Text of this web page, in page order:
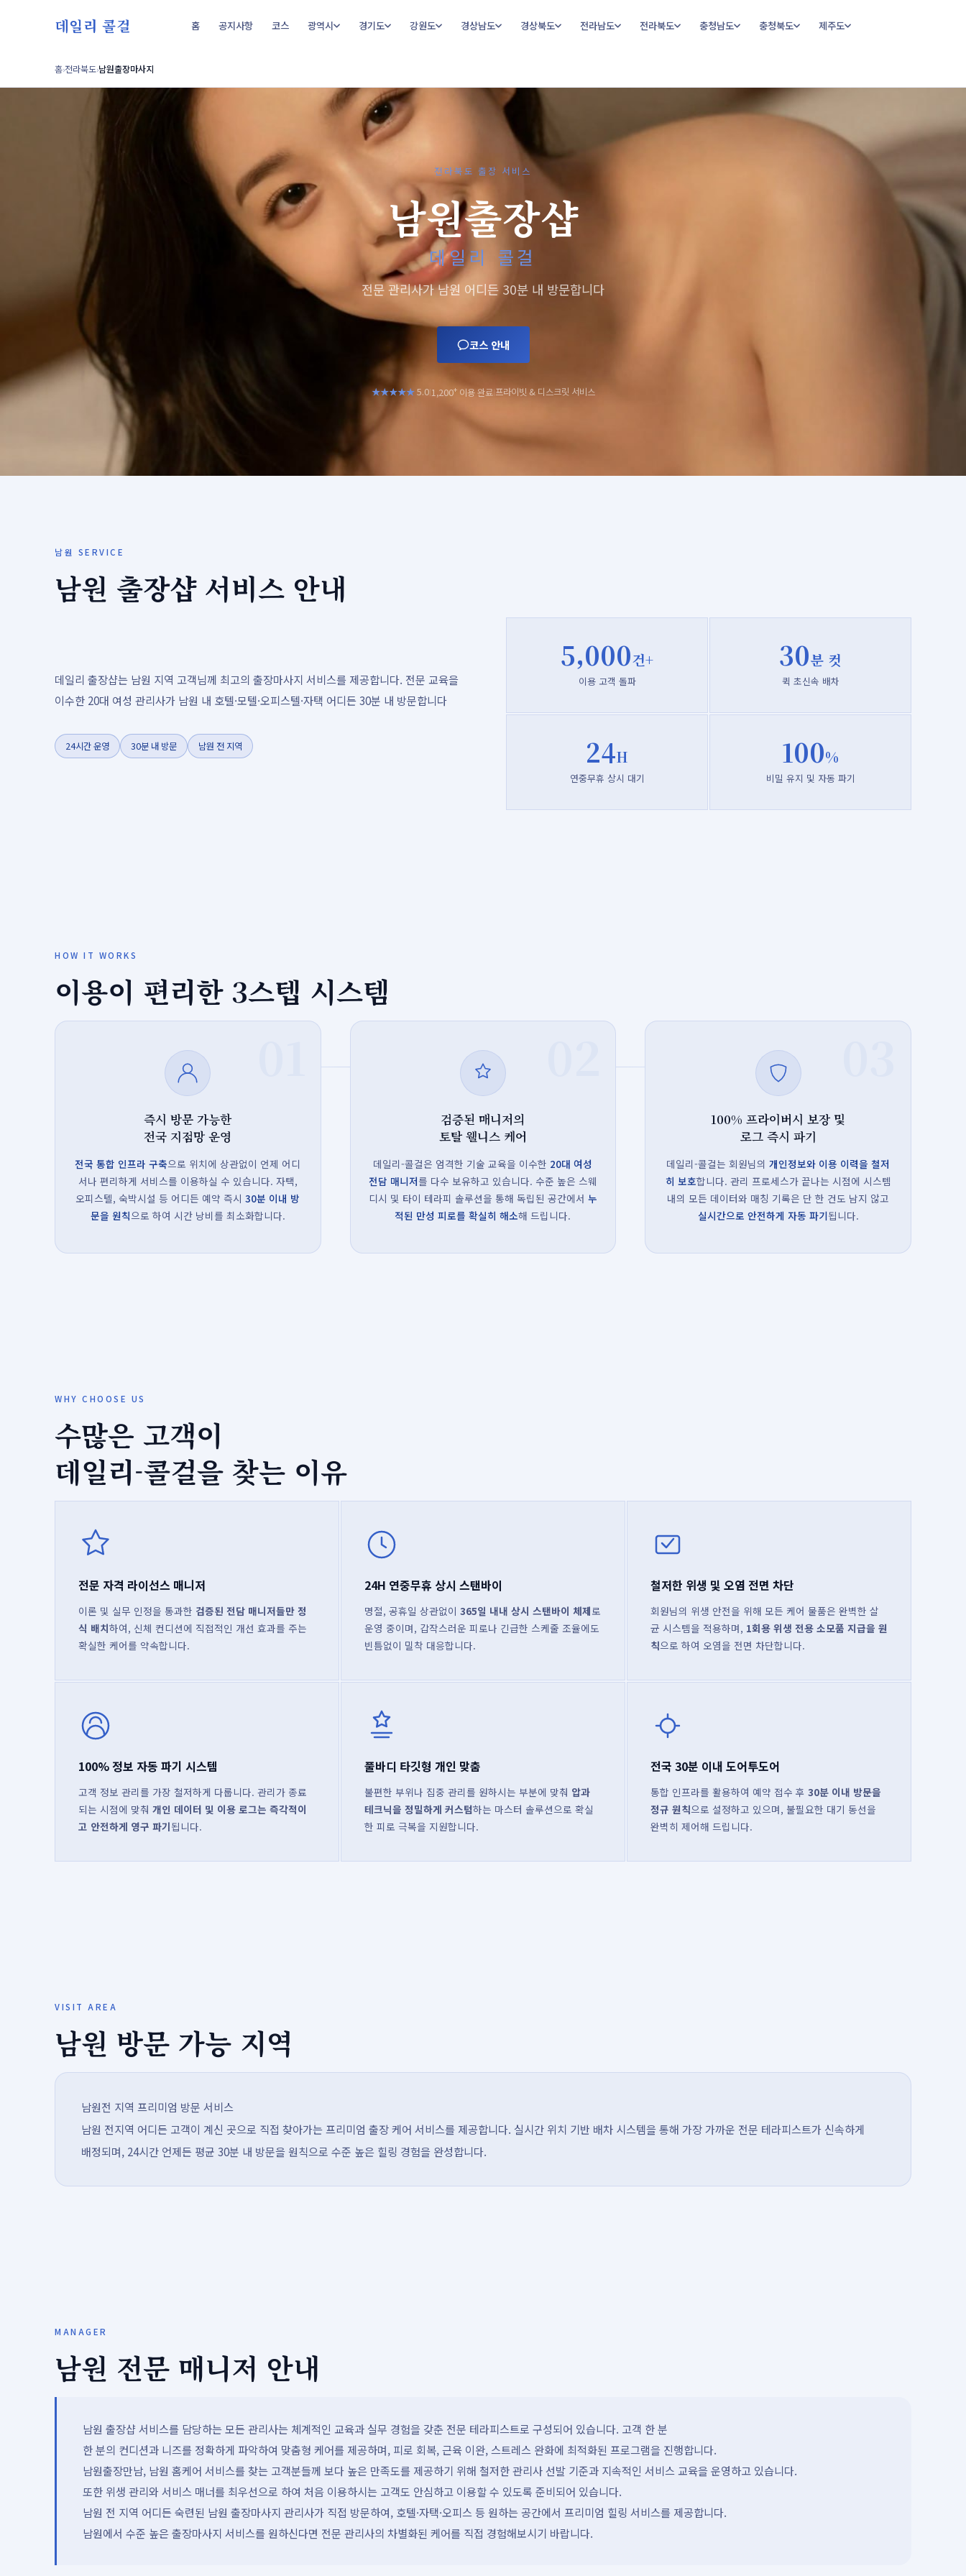
데일리 콜걸 홈 공지사항 코스 광역시 경기도 강원도 경상남도 경상북도 전라남도 전라북도 충청남도 충청북도 제주도
홈›전라북도›남원출장마사지
전라북도 출장 서비스
남원출장샵
데일리 콜걸
전문 관리사가 남원 어디든 30분 내 방문합니다
코스 안내
★★★★★5.0|1,200+이용 완료|프라이빗 & 디스크릿 서비스
남원 SERVICE
남원 출장샵 서비스 안내
데일리 출장샵는 남원 지역 고객님께 최고의 출장마사지 서비스를 제공합니다. 전문 교육을
이수한 20대 여성 관리사가 남원 내 호텔·모텔·오피스텔·자택 어디든 30분 내 방문합니다
24시간 운영 30분 내 방문 남원 전 지역
5,000건+
이용 고객 돌파
30분 컷
퀵 초신속 배차
24H
연중무휴 상시 대기
100%
비밀 유지 및 자동 파기
HOW IT WORKS
이용이 편리한 3스텝 시스템
즉시 방문 가능한
전국 지점망 운영
전국 통합 인프라 구축으로 위치에 상관없이 언제 어디
서나 편리하게 서비스를 이용하실 수 있습니다. 자택,
오피스텔, 숙박시설 등 어디든 예약 즉시30분 이내 방
문을 원칙으로 하여 시간 낭비를 최소화합니다.
검증된 매니저의
토탈 웰니스 케어
데일리-콜걸은 엄격한 기술 교육을 이수한 20대 여성
전담 매니저를 다수 보유하고 있습니다. 수준 높은 스웨
디시 및 타이 테라피 솔루션을 통해 독립된 공간에서 누
적된 만성 피로를 확실히 해소해 드립니다.
100% 프라이버시 보장 및
로그 즉시 파기
데일리-콜걸는 회원님의개인정보와 이용 이력을 철저
히 보호합니다. 관리 프로세스가 끝나는 시점에 시스템
내의 모든 데이터와 매칭 기록은 단 한 건도 남지 않고
실시간으로 안전하게 자동 파기됩니다.
WHY CHOOSE US
수많은 고객이
데일리-콜걸을 찾는 이유
전문 자격 라이선스 매니저
이론 및 실무 인정을 통과한 검증된 전담 매니저들만 정
식 배치하여, 신체 컨디션에 직접적인 개선 효과를 주는
확실한 케어를 약속합니다.
24H 연중무휴 상시 스탠바이
명절, 공휴일 상관없이 365일 내내 상시 스탠바이 체제로
운영 중이며, 갑작스러운 피로나 긴급한 스케줄 조율에도
빈틈없이 밀착 대응합니다.
철저한 위생 및 오염 전면 차단
회원님의 위생 안전을 위해 모든 케어 물품은 완벽한 살
균 시스템을 적용하며, 1회용 위생 전용 소모품 지급을 원
칙으로 하여 오염을 전면 차단합니다.
100% 정보 자동 파기 시스템
고객 정보 관리를 가장 철저하게 다룹니다. 관리가 종료
되는 시점에 맞춰 개인 데이터 및 이용 로그는 즉각적이
고 안전하게 영구 파기됩니다.
풀바디 타깃형 개인 맞춤
불편한 부위나 집중 관리를 원하시는 부분에 맞춰 압과
테크닉을 정밀하게 커스텀하는 마스터 솔루션으로 확실
한 피로 극복을 지원합니다.
전국 30분 이내 도어투도어
통합 인프라를 활용하여 예약 접수 후 30분 이내 방문을
정규 원칙으로 설정하고 있으며, 불필요한 대기 동선을
완벽히 제어해 드립니다.
VISIT AREA
남원 방문 가능 지역
남원전 지역 프리미엄 방문 서비스
남원 전지역 어디든 고객이 계신 곳으로 직접 찾아가는 프리미엄 출장 케어 서비스를 제공합니다. 실시간 위치 기반 배차 시스템을 통해 가장 가까운 전문 테라피스트가 신속하게
배정되며, 24시간 언제든 평균 30분 내 방문을 원칙으로 수준 높은 힐링 경험을 완성합니다.
MANAGER
남원 전문 매니저 안내
남원 출장샵 서비스를 담당하는 모든 관리사는 체계적인 교육과 실무 경험을 갖춘 전문 테라피스트로 구성되어 있습니다. 고객 한 분
한 분의 컨디션과 니즈를 정확하게 파악하여 맞춤형 케어를 제공하며, 피로 회복, 근육 이완, 스트레스 완화에 최적화된 프로그램을 진행합니다.
남원출장만남, 남원 홈케어 서비스를 찾는 고객분들께 보다 높은 만족도를 제공하기 위해 철저한 관리사 선발 기준과 지속적인 서비스 교육을 운영하고 있습니다.
또한 위생 관리와 서비스 매너를 최우선으로 하여 처음 이용하시는 고객도 안심하고 이용할 수 있도록 준비되어 있습니다.
남원 전 지역 어디든 숙련된 남원 출장마사지 관리사가 직접 방문하여, 호텔·자택·오피스 등 원하는 공간에서 프리미엄 힐링 서비스를 제공합니다.
남원에서 수준 높은 출장마사지 서비스를 원하신다면 전문 관리사의 차별화된 케어를 직접 경험해보시기 바랍니다.